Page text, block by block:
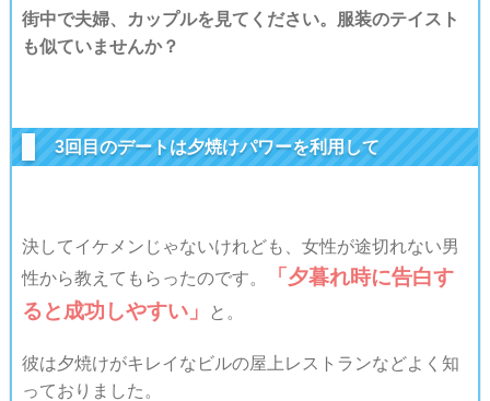
街中で夫婦、カップルを見てください。服装のテイスト
も似ていませんか？
3回目のデートは夕焼けパワーを利用して
決してイケメンじゃないけれども、女性が途切れない男
性から教えてもらったのです。
「夕暮れ時に告白す
ると成功しやすい」
と。
彼は夕焼けがキレイなビルの屋上レストランなどよく知
っておりました。